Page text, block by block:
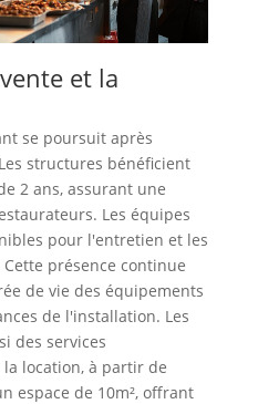
et la
se poursuit après
structures bénéficient
2 ans, assurant une
Les équipes
pour l'entretien et les
présence continue
de vie des équipements
de l'installation. Les
des services
location, à partir de
espace de 10m², offrant